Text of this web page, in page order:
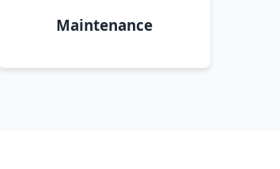
Maintenance